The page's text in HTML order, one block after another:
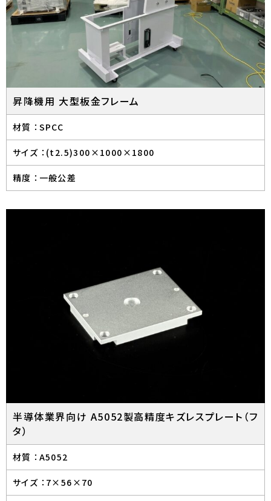
昇降機用 大型板金フレーム
材質 ： SPCC
サイズ ： (t2.5)300×1000×1800
精度 ： 一般公差
半導体業界向け A5052製高精度キズレスプレート（フ
タ）
材質 ： A5052
サイズ ： 7×56×70